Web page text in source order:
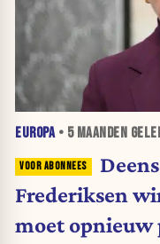
EUROPA• 5 MAANDEN
Frederiksen
moet opnieuw